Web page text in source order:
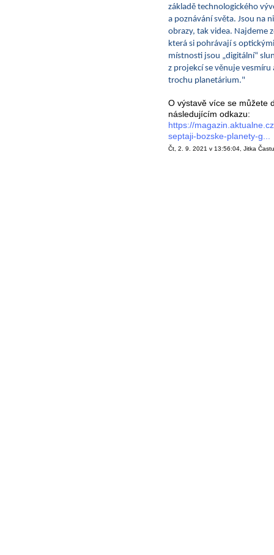
základě technologického
a poznávání světa. Jsou na
obrazy, tak videa. Najdeme
která si pohrávají s
místnosti jsou „digitální“
z projekcí se věnuje
trochu planetárium."
O výstavě více se můžete
následujícím odkazu:
https://
septaji-bozske-planety-g...
Čt, 2. 9. 2021 v 13:56:04, Jitka